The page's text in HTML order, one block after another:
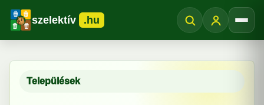
szelektív .hu
Települések